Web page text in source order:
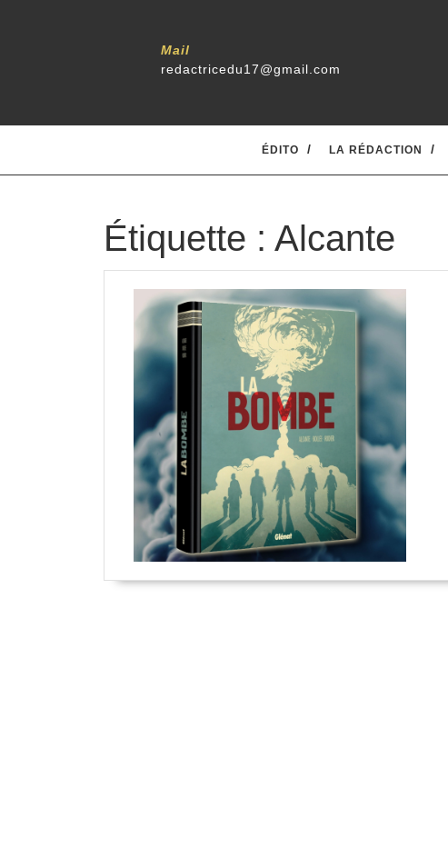
Mail
redactricedu17@gmail.com
ÉDITO LA RÉDACTION
Étiquette : Alcante